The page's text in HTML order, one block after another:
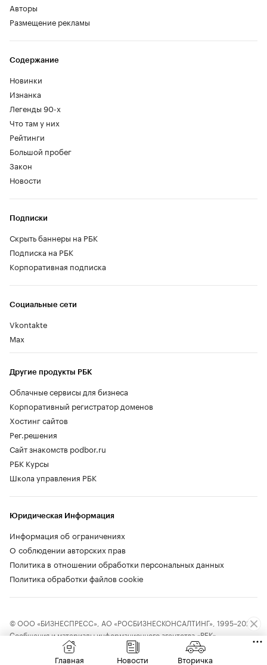
Авторы
Размещение рекламы
Содержание
Новинки
Изнанка
Легенды 90-х
Что там у них
Рейтинги
Большой пробег
Закон
Новости
Социальные сети
Vkontakte
Max
Другие продукты РБК
Облачные сервисы для бизнеса
Корпоративный регистратор доменов
Хостинг сайтов
Рег.решения
Сайт знакомств podbor.ru
РБК Курсы
Школа управления РБК
Подписки
Скрыть баннеры на РБК
Подписка на РБК
Корпоративная подписка
Юридическая Информация
Информация об ограничениях
О соблюдении авторских прав
Политика в отношении обработки персональных данных
Политика обработки файлов cookie
© ООО «БИЗНЕСПРЕСС», АО «РОСБИЗНЕСКОНСАЛТИНГ», 1995–2026.
Сообщения и материалы информационного агентства «РБК»
(свидетельство о регистрации средства массовой информации выдано
Федеральной службой по надзору в сфере связи, информационных
Главная Новости Вторичка